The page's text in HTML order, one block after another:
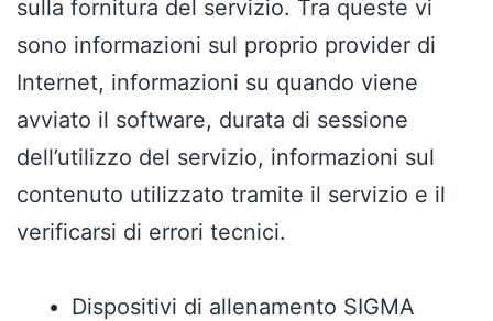
sulla fornitura del servizio. Tra queste vi
sono informazioni sul proprio provider di
Internet, informazioni su quando viene
avviato il software, durata di sessione
dell’utilizzo del servizio, informazioni sul
contenuto utilizzato tramite il servizio e il
verificarsi di errori tecnici.
Dispositivi di allenamento SIGMA